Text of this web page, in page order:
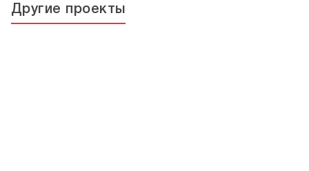
Другие проекты